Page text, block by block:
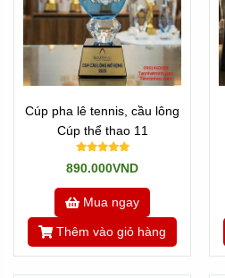
Cúp pha lê tennis, cầu lông
Cúp thể thao 11
890.000VND
Mua ngay
Thêm vào giỏ hàng